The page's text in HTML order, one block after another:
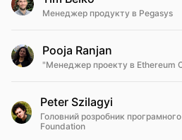
Менеджер продукту в Pegasys
Pooja Ranjan
"Менеджер проекту в Ethereum
Peter Szilagyi
Головний розробник
Foundation